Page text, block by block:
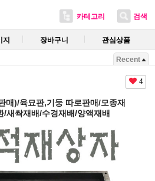
카테고리 검색
지 장바구니 관심상품
Recent
4
매)/육묘판,기둥 따로판매/모종재
/새싹재배/수경재배/양액재배